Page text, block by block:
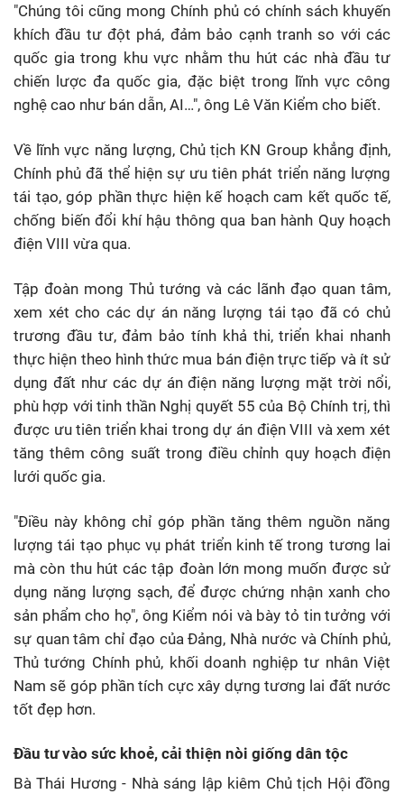
"Chúng tôi cũng mong Chính phủ có chính sách khuyến
khích đầu tư đột phá, đảm bảo cạnh tranh so với các
quốc gia trong khu vực nhằm thu hút các nhà đầu tư
chiến lược đa quốc gia, đặc biệt trong lĩnh vực công
nghệ cao như bán dẫn, AI…", ông Lê Văn Kiểm cho biết.
Về lĩnh vực năng lượng, Chủ tịch KN Group khẳng định,
Chính phủ đã thể hiện sự ưu tiên phát triển năng lượng
tái tạo, góp phần thực hiện kế hoạch cam kết quốc tế,
chống biến đổi khí hậu thông qua ban hành Quy hoạch
điện VIII vừa qua.
Tập đoàn mong Thủ tướng và các lãnh đạo quan tâm,
xem xét cho các dự án năng lượng tái tạo đã có chủ
trương đầu tư, đảm bảo tính khả thi, triển khai nhanh
thực hiện theo hình thức mua bán điện trực tiếp và ít sử
dụng đất như các dự án điện năng lượng mặt trời nổi,
phù hợp với tinh thần Nghị quyết 55 của Bộ Chính trị, thì
được ưu tiên triển khai trong dự án điện VIII và xem xét
tăng thêm công suất trong điều chỉnh quy hoạch điện
lưới quốc gia.
"Điều này không chỉ góp phần tăng thêm nguồn năng
lượng tái tạo phục vụ phát triển kinh tế trong tương lai
mà còn thu hút các tập đoàn lớn mong muốn được sử
dụng năng lượng sạch, để được chứng nhận xanh cho
sản phẩm cho họ", ông Kiểm nói và bày tỏ tin tưởng với
sự quan tâm chỉ đạo của Đảng, Nhà nước và Chính phủ,
Thủ tướng Chính phủ, khối doanh nghiệp tư nhân Việt
Nam sẽ góp phần tích cực xây dựng tương lai đất nước
tốt đẹp hơn.
Đầu tư vào sức khoẻ, cải thiện nòi giống dân tộc
Bà Thái Hương - Nhà sáng lập kiêm Chủ tịch Hội đồng